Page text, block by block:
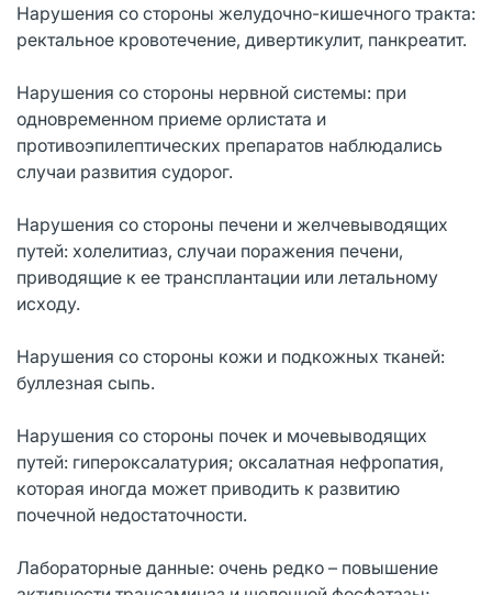
Нарушения со стороны желудочно-кишечного тракта:
ректальное кровотечение, дивертикулит, панкреатит.
Нарушения со стороны нервной системы: при
одновременном приеме орлистата и
противоэпилептических препаратов наблюдались
случаи развития судорог.
Нарушения со стороны печени и желчевыводящих
путей: холелитиаз, случаи поражения печени,
приводящие к ее трансплантации или летальному
исходу.
Нарушения со стороны кожи и подкожных тканей:
буллезная сыпь.
Нарушения со стороны почек и мочевыводящих
путей: гипероксалатурия; оксалатная нефропатия,
которая иногда может приводить к развитию
почечной недостаточности.
Лабораторные данные: очень редко – повышение